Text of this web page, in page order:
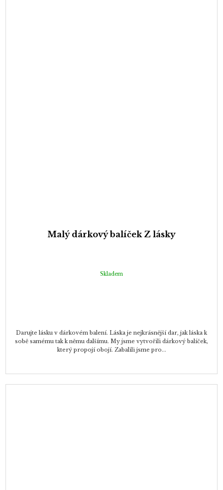
Malý dárkový balíček Z lásky
Skladem
Darujte lásku v dárkovém balení. Láska je nejkrásnější dar, jak láska k
sobě samému tak k němu dalšímu. My jsme vytvořili dárkový balíček,
který propojí obojí. Zabalili jsme pro...